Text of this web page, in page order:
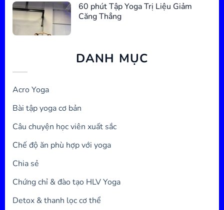
60 phút Tập Yoga Trị Liệu Giảm
Căng Thẳng
DANH MỤC
Acro Yoga
Bài tập yoga cơ bản
Câu chuyện học viên xuất sắc
Chế độ ăn phù hợp với yoga
Chia sẻ
Chứng chỉ & đào tạo HLV Yoga
Detox & thanh lọc cơ thể